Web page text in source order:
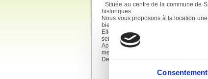
Consentement
Située au centre de la commune de
historiques.
Nous vous proposons à la location
bien des fêtes familiales que, des
Elle offre une grande salle de 100
service de repas ainsi qu’une scène
Accessible aux personnes à mobilité
meilleures conditions et en toute sécurité.
Des parkings sont à votre disposition